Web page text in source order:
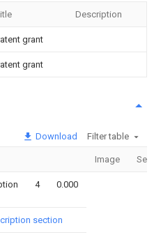
Description
grant
grant
Download Filter table
Image
4 0.000
section